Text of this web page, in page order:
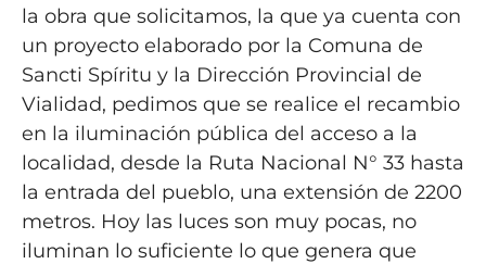
la obra que solicitamos, la que ya cuenta con
un proyecto elaborado por la Comuna de
Sancti Spíritu y la Dirección Provincial de
Vialidad, pedimos que se realice el recambio
en la iluminación pública del acceso a la
localidad, desde la Ruta Nacional N° 33 hasta
la entrada del pueblo, una extensión de 2200
metros. Hoy las luces son muy pocas, no
iluminan lo suficiente lo que genera que